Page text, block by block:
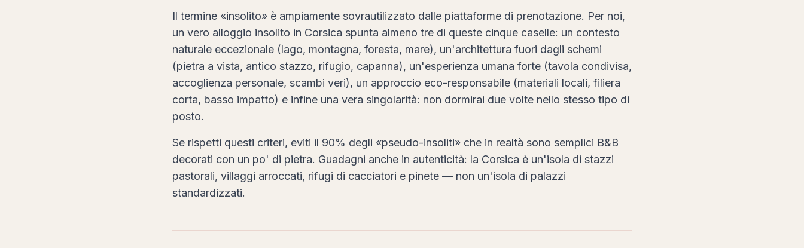
Il termine «insolito» è ampiamente sovrautilizzato dalle piattaforme di prenotazione. Per noi,
un vero alloggio insolito in Corsica spunta almeno tre di queste cinque caselle: un contesto
naturale eccezionale (lago, montagna, foresta, mare), un'architettura fuori dagli schemi
(pietra a vista, antico stazzo, rifugio, capanna), un'esperienza umana forte (tavola condivisa,
accoglienza personale, scambi veri), un approccio eco-responsabile (materiali locali, filiera
corta, basso impatto) e infine una vera singolarità: non dormirai due volte nello stesso tipo di
posto.
Se rispetti questi criteri, eviti il 90% degli «pseudo-insoliti» che in realtà sono semplici B&B
decorati con un po' di pietra. Guadagni anche in autenticità: la Corsica è un'isola di stazzi
pastorali, villaggi arroccati, rifugi di cacciatori e pinete — non un'isola di palazzi
standardizzati.